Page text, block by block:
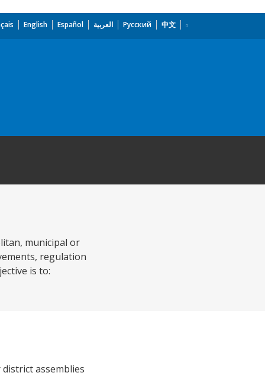
English Español العربية Русский 中文
municipal or
regulation
is to:
assemblies